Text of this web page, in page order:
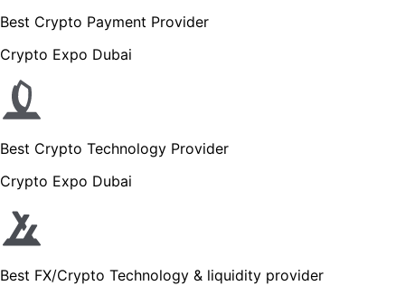
Best Crypto Payment Provider
Crypto Expo Dubai
Best Crypto Technology Provider
Crypto Expo Dubai
Best FX/Crypto Technology & liquidity provider